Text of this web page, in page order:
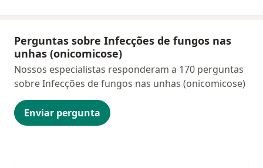
Perguntas sobre Infecções de fungos nas
unhas (onicomicose)
Enviar pergunta
Nossos especialistas responderam a 170 perguntas
sobre Infecções de fungos nas unhas (onicomicose)